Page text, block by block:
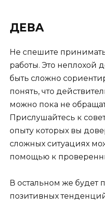
ДЕВА
Не спешите
работы. Это неплохой
быть сложно
понять, что
можно пока не
Прислушайтесь к
опыту которых вы
сложных ситуациях
помощью к
В остальном же будет
позитивных